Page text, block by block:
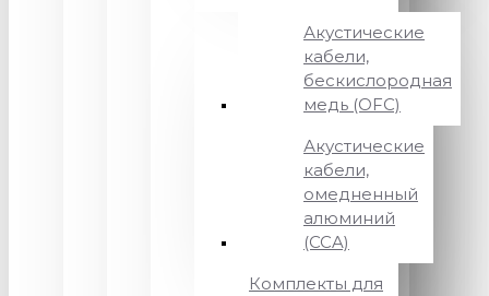
Акустические
кабели,
бескислородная
медь (OFC)
Акустические
кабели,
омедненный
алюминий
(CCA)
Комплекты для